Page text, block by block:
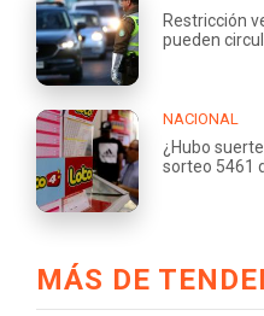
Restricción
pueden
NACIONAL
¿Hubo
sorteo 5461
MÁS DE